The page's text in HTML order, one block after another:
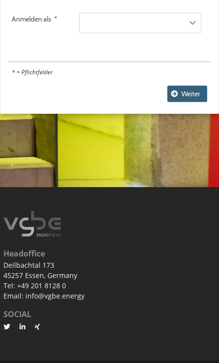
Anmelden als *
* = Pflichtfelder
Weiter
Headoffice
Deilbachtal 173
45257 Essen, Germany
Tel: +49 201 8128 0
Email: info@vgbe.energy
SOCIAL